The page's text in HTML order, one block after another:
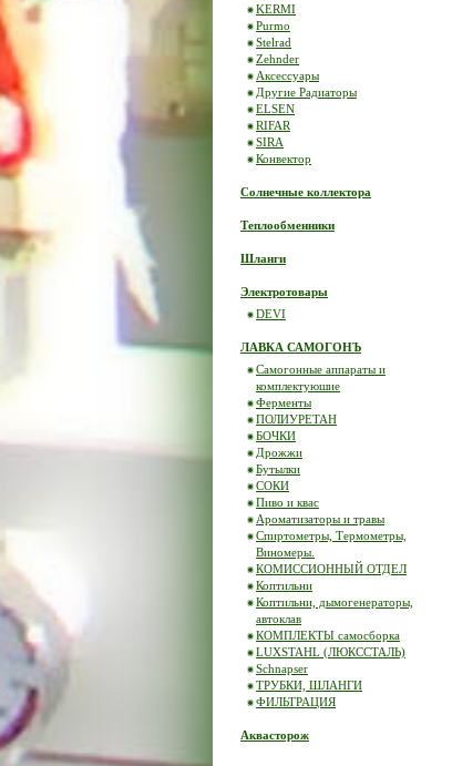
KERMI
Purmo
Stelrad
Zehnder
Аксессуары
Другие Радиаторы
ELSEN
RIFAR
SIRA
Конвектор
Солнечные коллектора
Теплообменники
Шланги
Электротовары
DEVI
ЛАВКА САМОГОНЪ
Самогонные аппараты и
комплектуюшие
Ферменты
ПОЛИУРЕТАН
БОЧКИ
Дрожжи
Бутылки
СОКИ
Пиво и квас
Ароматизаторы и травы
Спиртометры, Термометры,
Виномеры.
КОМИССИОННЫЙ ОТДЕЛ
Коптильни
Коптильни, дымогенераторы,
автоклав
КОМПЛЕКТЫ самосборка
LUXSTAHL (ЛЮКССТАЛЬ)
Schnapser
ТРУБКИ, ШЛАНГИ
ФИЛЬТРАЦИЯ
Аквасторож